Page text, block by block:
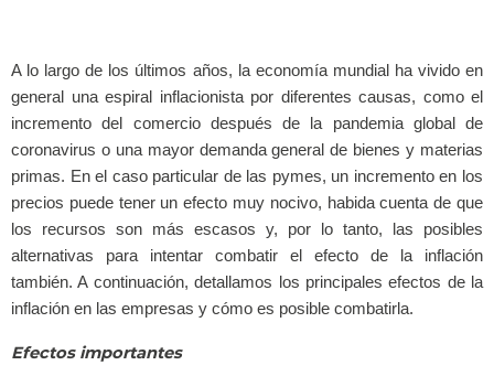
A lo largo de los últimos años, la economía mundial ha vivido en
general una espiral inflacionista por diferentes causas, como el
incremento del comercio después de la pandemia global de
coronavirus o una mayor demanda general de bienes y materias
primas. En el caso particular de las pymes, un incremento en los
precios puede tener un efecto muy nocivo, habida cuenta de que
los recursos son más escasos y, por lo tanto, las posibles
alternativas para intentar combatir el efecto de la inflación
también. A continuación, detallamos los principales efectos de la
inflación en las empresas y cómo es posible combatirla.
Efectos importantes